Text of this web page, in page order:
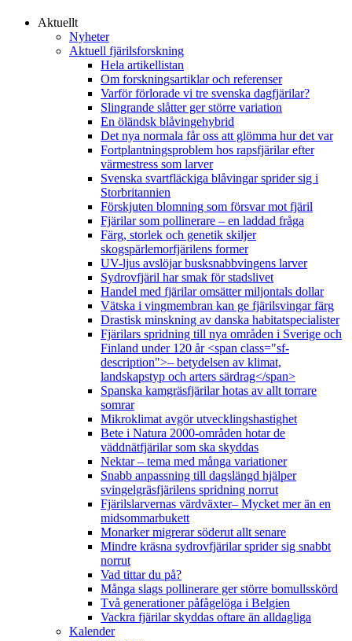
Aktuellt
Nyheter
Aktuell fjärilsforskning
Hela artikellistan
Om forskningsartiklar och referenser
Varför förlorade vi tre svenska dagfjärilar?
Slingrande slåtter ger större variation
En öländsk blåvingehybrid
Det nya normala får oss att glömma hur det var
Fortplantningsproblem hos rapsfjärilar efter
värmestress som larver
Svenska svartfläckiga blåvingar sprider sig i
Storbritannien
Förskjuten blomning som försvar mot fjäril
Fjärilar som pollinerare – en laddad fråga
Färg, storlek och genetik skiljer
skogspärlemorfjärilens former
UV-ljus avslöjar busksnabbvingens larver
Sydrovfjäril har smak för stadslivet
Handel med fjärilar omsätter miljontals dollar
Vätska i vingmembran kan ge fjärilsvingar färg
Drastisk minskning av danska habitatspecialister
Fjärilars spridning till nya områden i Sverige och
Finland under 120 år <span class="sf-
description">– betydelsen av klimat,
landskapstyp och arters särdrag</span>
Spanska kamgräsfjärilar hotas av allt torrare
somrar
Mikroklimat avgör utvecklingshastighet
Bete i Natura 2000-områden hotar de
väddnätfjärilar som ska skyddas
Nektar – tema med många variationer
Snabb anpassning till dagslängd hjälper
svingelgräsfjärilens spridning norrut
Fjärilslarvernas värdväxter– Mycket mer än en
midsommarbukett
Monarker migrerar söderut allt senare
Mindre kräsna sydrovfjärilar sprider sig snabbt
norrut
Vad tittar du på?
Många slags pollinerare ger större bomullsskörd
Två generationer påfågelöga i Belgien
Vackra fjärilar skyddas oftare än alldagliga
Kalender